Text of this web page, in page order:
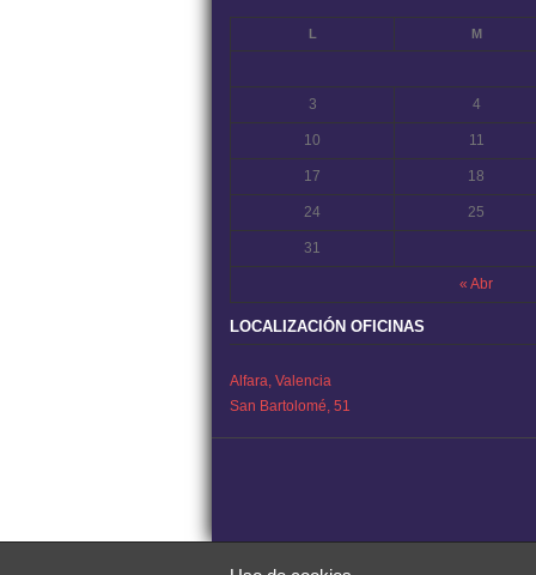
L M
« Abr
3 4
10 11
17 18
24 25
31
LOCALIZACIÓN OFICINAS
Alfara, Valencia
San Bartolomé, 51